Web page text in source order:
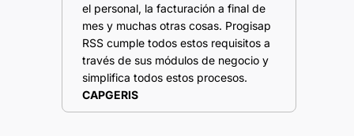
el personal, la facturación a final de
mes y muchas otras cosas. Progisap
RSS cumple todos estos requisitos a
través de sus módulos de negocio y
simplifica todos estos procesos.
CAPGERIS